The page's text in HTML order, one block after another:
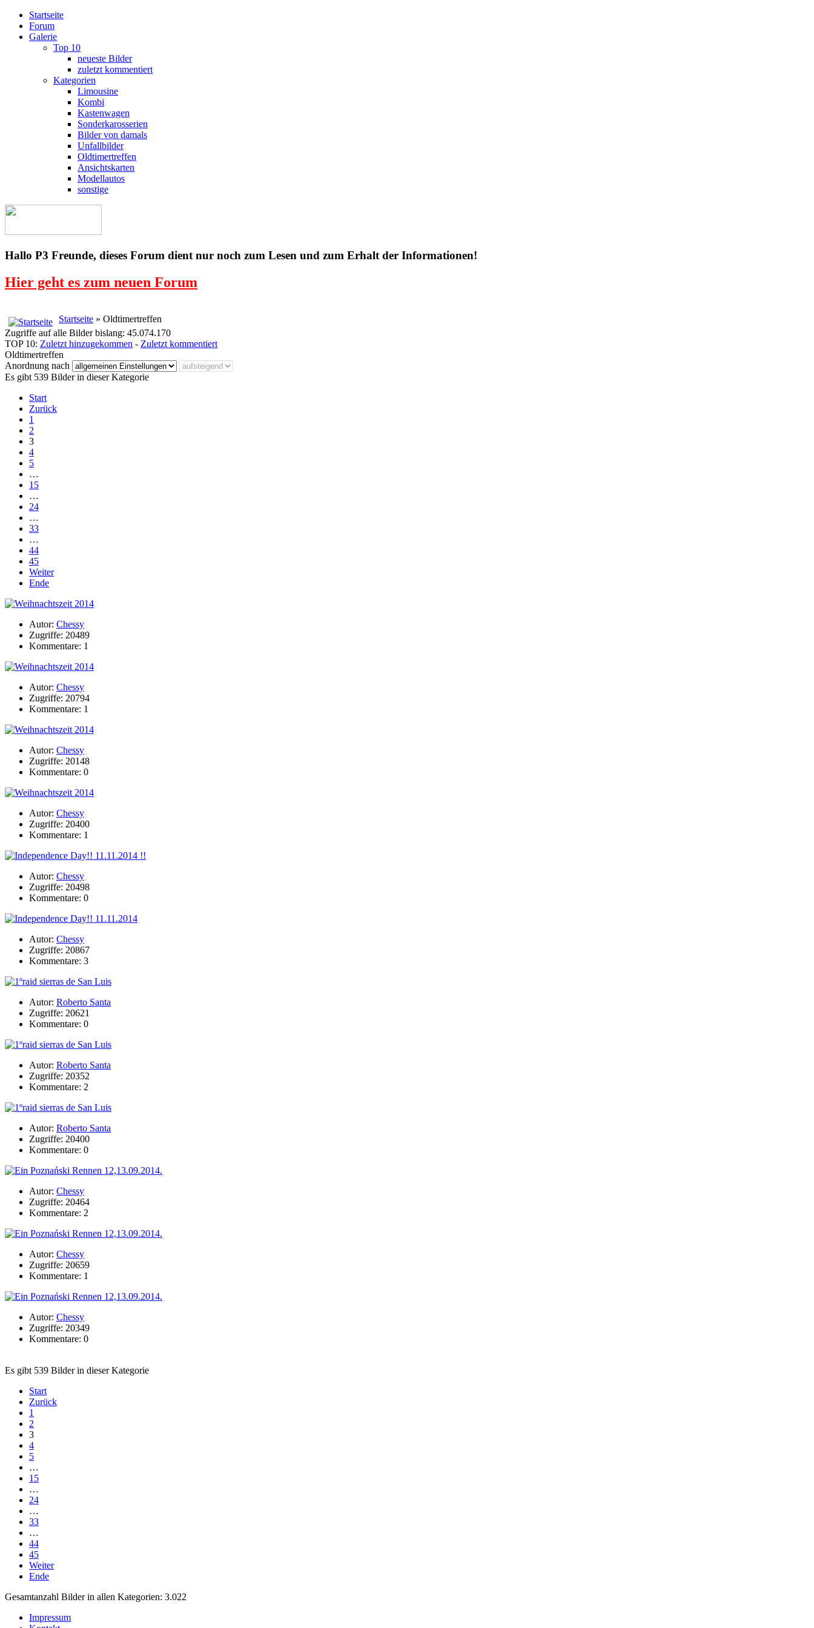
Startseite
Forum
Galerie
Top 10
neueste Bilder
zuletzt kommentiert
Kategorien
Limousine
Kombi
Kastenwagen
Sonderkarosserien
Bilder von damals
Unfallbilder
Oldtimertreffen
Ansichtskarten
Modellautos
sonstige
Hallo P3 Freunde, dieses Forum dient nur noch zum Lesen und zum Erhalt der Informationen!
Hier geht es zum neuen Forum
Startseite » Oldtimertreffen
Zugriffe auf alle Bilder bislang: 45.074.170
TOP 10: Zuletzt hinzugekommen - Zuletzt kommentiert
Oldtimertreffen
Anordnung nach
Es gibt 539 Bilder in dieser Kategorie
Start
Zurück
1
2
3
4
5
…
15
…
24
…
33
…
44
45
Weiter
Ende
Autor: Chessy
Zugriffe: 20489
Kommentare: 1
Autor: Chessy
Zugriffe: 20794
Kommentare: 1
Autor: Chessy
Zugriffe: 20148
Kommentare: 0
Autor: Chessy
Zugriffe: 20400
Kommentare: 1
Autor: Chessy
Zugriffe: 20498
Kommentare: 0
Autor: Chessy
Zugriffe: 20867
Kommentare: 3
Autor: Roberto Santa
Zugriffe: 20621
Kommentare: 0
Autor: Roberto Santa
Zugriffe: 20352
Kommentare: 2
Autor: Roberto Santa
Zugriffe: 20400
Kommentare: 0
Autor: Chessy
Zugriffe: 20464
Kommentare: 2
Autor: Chessy
Zugriffe: 20659
Kommentare: 1
Autor: Chessy
Zugriffe: 20349
Kommentare: 0
Es gibt 539 Bilder in dieser Kategorie
Start
Zurück
1
2
3
4
5
…
15
…
24
…
33
…
44
45
Weiter
Ende
Gesamtanzahl Bilder in allen Kategorien: 3.022
Impressum